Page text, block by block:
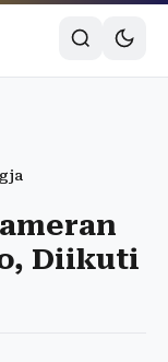
Diikuti